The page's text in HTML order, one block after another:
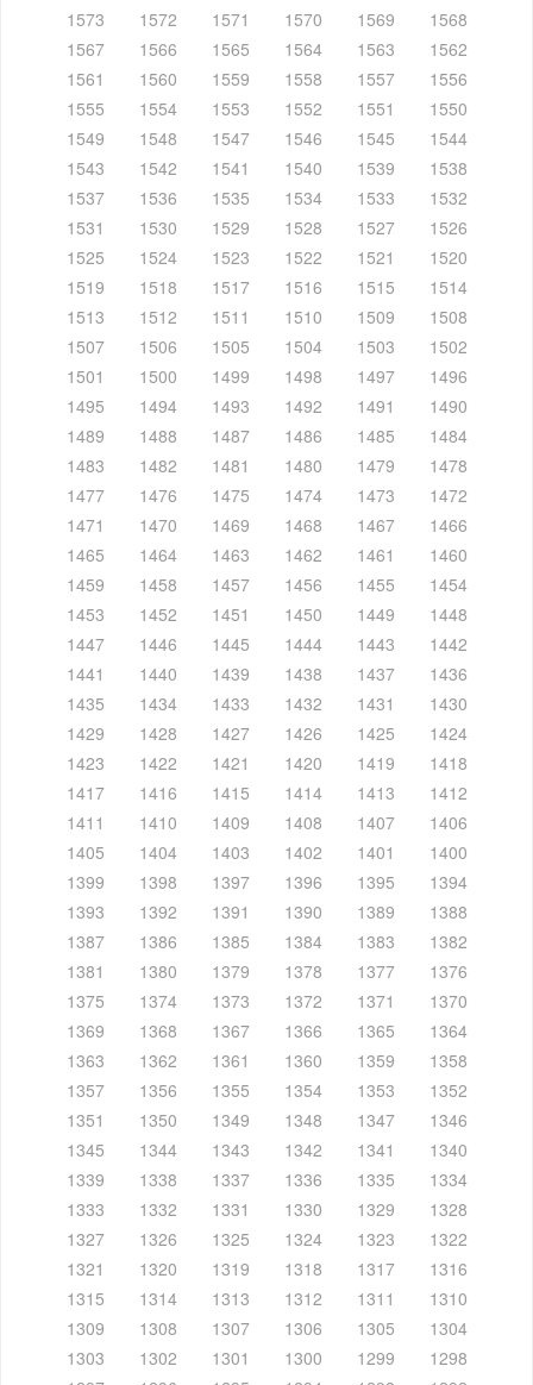
1573
1572 1571 1570 1569
1568
1567
1566 1565 1564 1563
1562
1561
1560 1559 1558 1557
1556
1555
1554 1553 1552 1551
1550
1549
1548 1547 1546 1545
1544
1543
1542 1541 1540 1539
1538
1537
1536 1535 1534 1533
1532
1531
1530 1529 1528 1527
1526
1525
1524 1523 1522 1521
1520
1519
1518 1517 1516 1515
1514
1513
1512 1511 1510 1509
1508
1507
1506 1505 1504 1503
1502
1501
1500 1499 1498 1497
1496
1495
1494 1493 1492 1491
1490
1489
1488 1487 1486 1485
1484
1483
1482 1481 1480 1479
1478
1477
1476 1475 1474 1473
1472
1471
1470 1469 1468 1467
1466
1465
1464 1463 1462 1461
1460
1459
1458 1457 1456 1455
1454
1453
1452 1451 1450 1449
1448
1447
1446 1445 1444 1443
1442
1441
1440 1439 1438 1437
1436
1435
1434 1433 1432 1431
1430
1429
1428 1427 1426 1425
1424
1423
1422 1421 1420 1419
1418
1417
1416 1415 1414 1413
1412
1411
1410 1409 1408 1407
1406
1405
1404 1403 1402 1401
1400
1399
1398 1397 1396 1395
1394
1393
1392 1391 1390 1389
1388
1387
1386 1385 1384 1383
1382
1381
1380 1379 1378 1377
1376
1375
1374 1373 1372 1371
1370
1369
1368 1367 1366 1365
1364
1363
1362 1361 1360 1359
1358
1357
1356 1355 1354 1353
1352
1351
1350 1349 1348 1347
1346
1345
1344 1343 1342 1341
1340
1339
1338 1337 1336 1335
1334
1333
1332 1331 1330 1329
1328
1327
1326 1325 1324 1323
1322
1321
1320 1319 1318 1317
1316
1315
1314 1313 1312 1311
1310
1309
1308 1307 1306 1305
1304
1303
1302 1301 1300 1299
1298